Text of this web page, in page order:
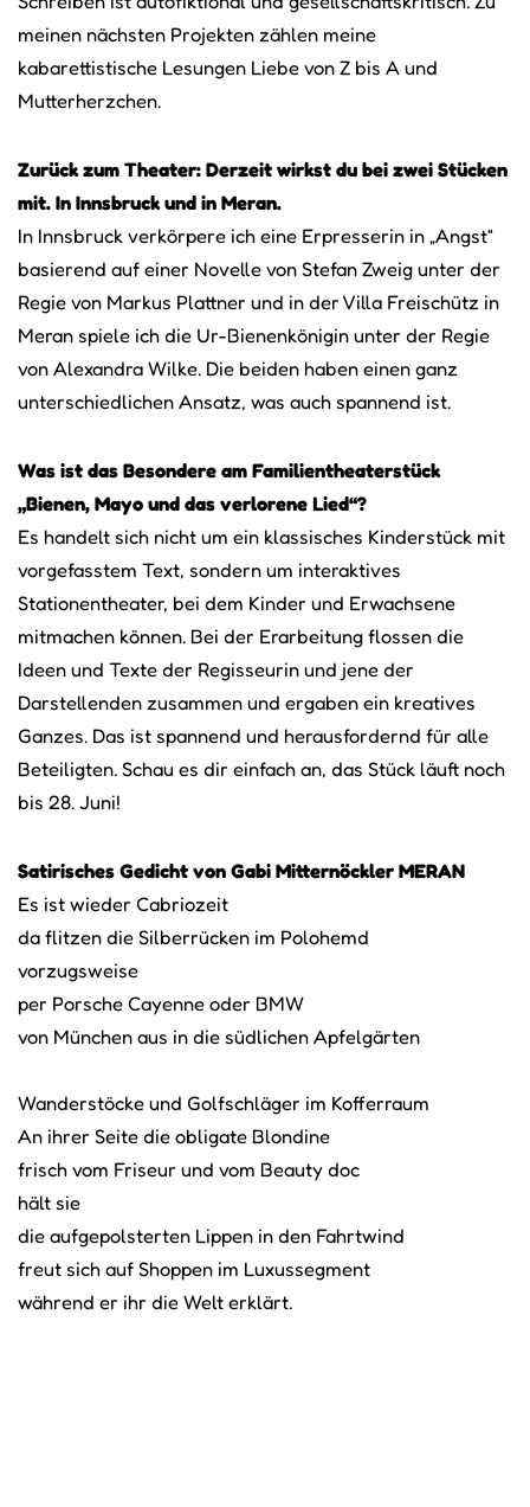
meinen nächsten Projekten zählen meine
kabarettistische Lesungen Liebe von Z bis A und
Mutterherzchen.
Zurück zum Theater: Derzeit wirkst du bei zwei Stücken
mit. In Innsbruck und in Meran.
In Innsbruck verkörpere ich eine Erpresserin in „Angst“
basierend auf einer Novelle von Stefan Zweig unter der
Regie von Markus Plattner und in der Villa Freischütz in
Meran spiele ich die Ur-Bienenkönigin unter der Regie
von Alexandra Wilke. Die beiden haben einen ganz
unterschiedlichen Ansatz, was auch spannend ist.
Was ist das Besondere am Familientheaterstück
„Bienen, Mayo und das verlorene Lied“?
Es handelt sich nicht um ein klassisches Kinderstück mit
vorgefasstem Text, sondern um interaktives
Stationentheater, bei dem Kinder und Erwachsene
mitmachen können. Bei der Erarbeitung flossen die
Ideen und Texte der Regisseurin und jene der
Darstellenden zusammen und ergaben ein kreatives
Ganzes. Das ist spannend und herausfordernd für alle
Beteiligten. Schau es dir einfach an, das Stück läuft noch
bis 28. Juni!
Satirisches Gedicht von Gabi Mitternöckler MERAN
Es ist wieder Cabriozeit
da flitzen die Silberrücken im Polohemd
vorzugsweise
per Porsche Cayenne oder BMW
von München aus in die südlichen Apfelgärten
Wanderstöcke und Golfschläger im Kofferraum
An ihrer Seite die obligate Blondine
frisch vom Friseur und vom Beauty doc
hält sie
die aufgepolsterten Lippen in den Fahrtwind
freut sich auf Shoppen im Luxussegment
während er ihr die Welt erklärt.